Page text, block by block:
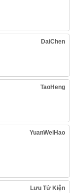
DaiChen
TaoHeng
YuanWeiHao
Lưu Tử Kiện